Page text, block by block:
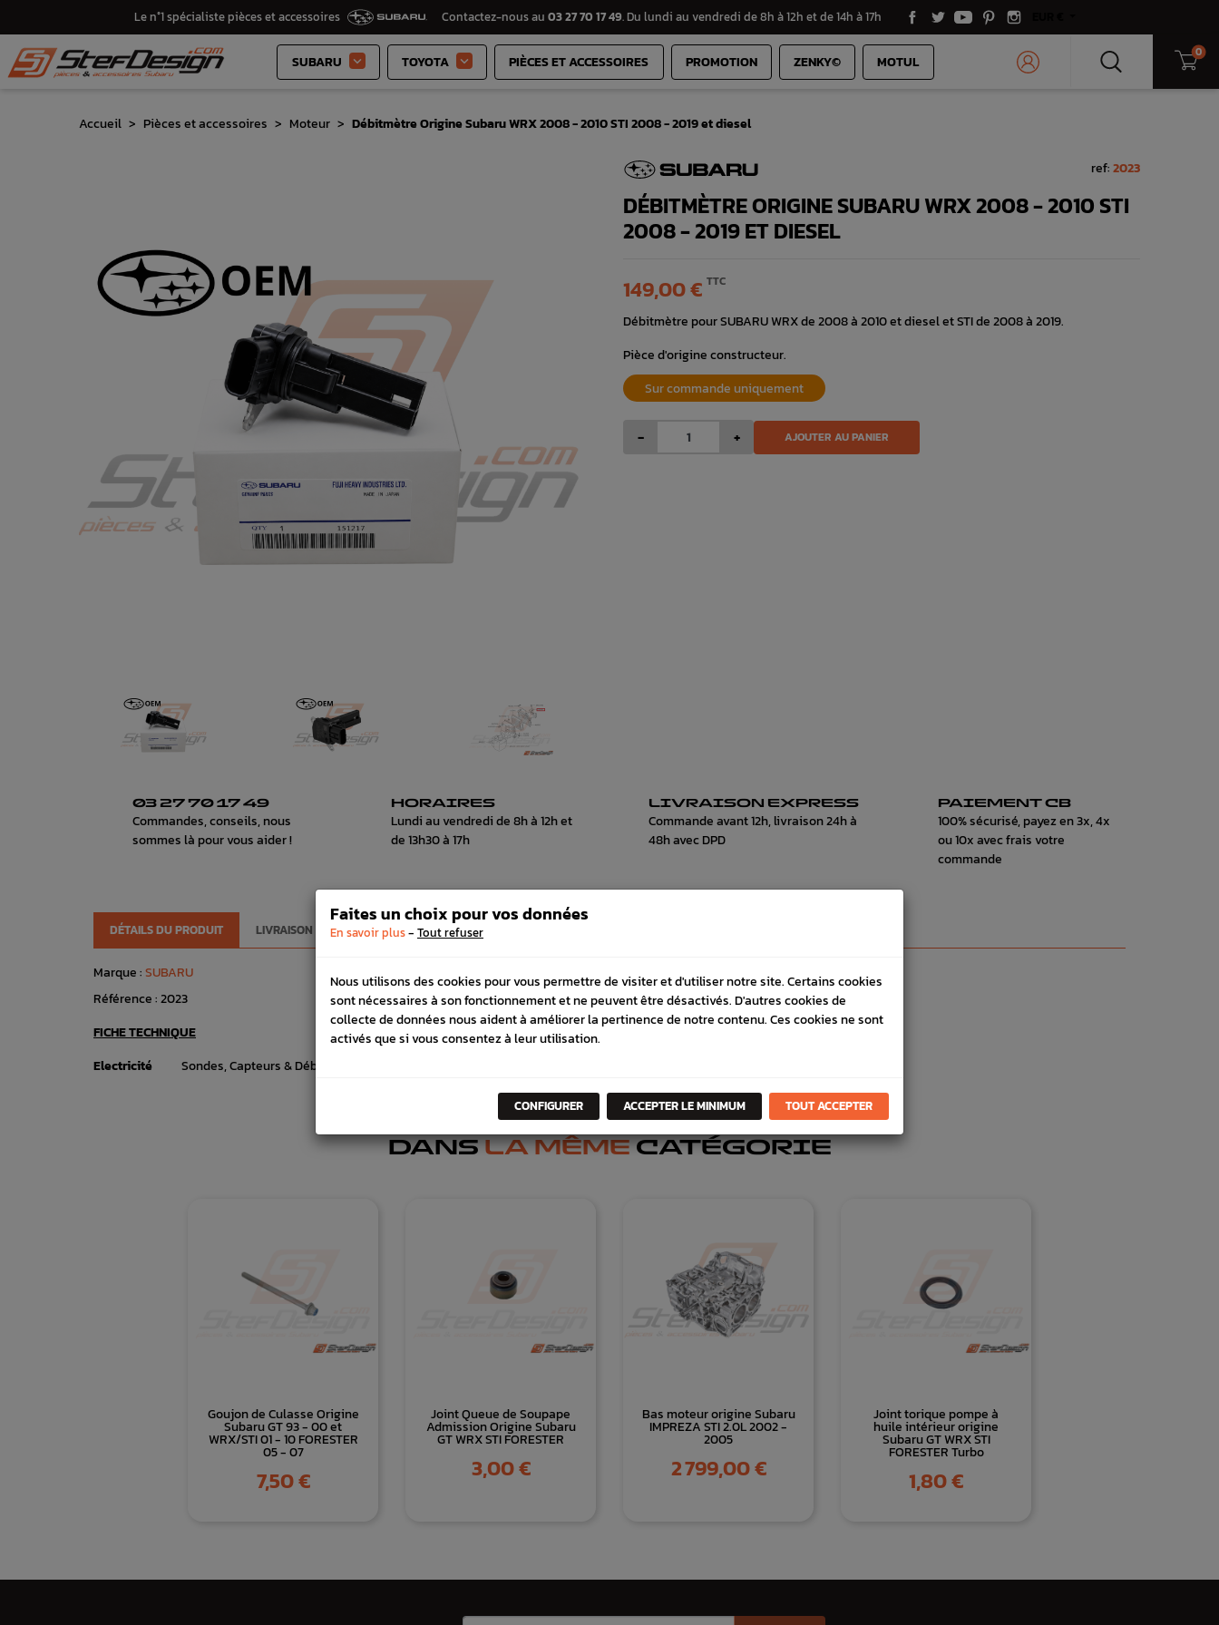
Le n°1 spécialiste pièces et accessoires Contactez-nous au 03 27 70 17 49. Du lundi au vendredi de 8h à 12h et de 14h à 17h
SUBARU  TOYOTA  PIÈCES ET ACCESSOIRES PROMOTION ZENKY© MOTUL 0
Accueil Pièces et accessoires Moteur Débitmètre Origine Subaru WRX 2008 - 2010 STI 2008 - 2019 et diesel
ref:2023
DÉBITMÈTRE ORIGINE SUBARU WRX 2008 - 2010 STI
2008 - 2019 ET DIESEL
149,00 € TTC
Débitmètre pour SUBARU WRX de 2008 à 2010 et diesel et STI de 2008 à 2019.
Pièce d'origine constructeur.
Sur commande uniquement
- + AJOUTER AU PANIER
03 27 70 17 49
Commandes, conseils, nous
sommes là pour vous aider !
HORAIRES
Lundi au vendredi de 8h à 12h et
de 13h30 à 17h
LIVRAISON EXPRESS
Commande avant 12h, livraison 24h à
48h avec DPD
PAIEMENT CB
100% sécurisé, payez en 3x, 4x
ou 10x avec frais votre
commande
DÉTAILS DU PRODUIT LIVRAISON VÉHICULES COMPATIBLE
Marque :SUBARU
Référence :2023
FICHE TECHNIQUE
Electricité
Sondes, Capteurs & Débitmètres
DANSLA MÊMECATÉGORIE
Goujon de Culasse Origine
Subaru GT 93 - 00 et
WRX/STI 01 - 10 FORESTER
05 - 07
Prix
7,50 €
Joint Queue de Soupape
Admission Origine Subaru
GT WRX STI FORESTER
Prix
3,00 €
Bas moteur origine Subaru
IMPREZA STI 2.0L 2002 -
2005
Prix
2 799,00 €
Joint torique pompe à
huile intérieur origine
Subaru GT WRX STI
FORESTER Turbo
Prix
1,80 €
Faites un choix pour vos données
En savoir plus- Tout refuser
Nous utilisons des cookies pour vous permettre de visiter et d'utiliser notre site. Certains cookies
sont nécessaires à son fonctionnement et ne peuvent être désactivés. D'autres cookies de
collecte de données nous aident à améliorer la pertinence de notre contenu. Ces cookies ne sont
activés que si vous consentez à leur utilisation.
CONFIGURER ACCEPTER LE MINIMUM TOUT ACCEPTER